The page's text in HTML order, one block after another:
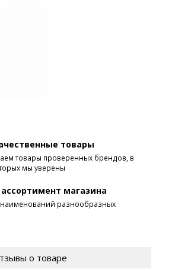
товары
товары проверенных брендов, в
мы уверены
магазина
наименований разнообразных
о товаре